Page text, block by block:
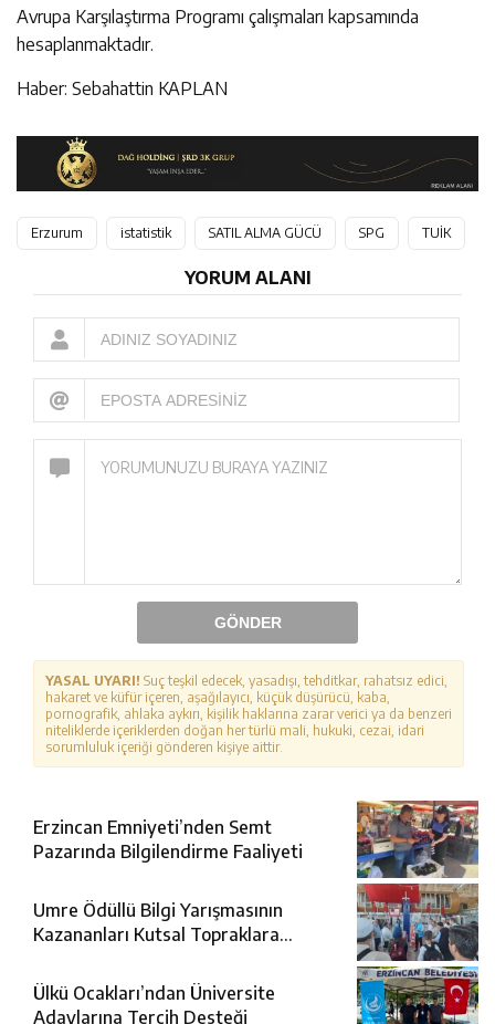
Avrupa Karşılaştırma Programı çalışmaları kapsamında
hesaplanmaktadır.
Haber: Sebahattin KAPLAN
Erzurum istatistik SATIL ALMA GÜCÜ SPG TUİK
YORUM ALANI
GÖNDER
YASAL UYARI! Suç teşkil edecek, yasadışı, tehditkar, rahatsız edici,
hakaret ve küfür içeren, aşağılayıcı, küçük düşürücü, kaba,
pornografik, ahlaka aykırı, kişilik haklarına zarar verici ya da benzeri
niteliklerde içeriklerden doğan her türlü mali, hukuki, cezai, idari
sorumluluk içeriği gönderen kişiye aittir.
Erzincan Emniyeti’nden Semt
Pazarında Bilgilendirme Faaliyeti
Umre Ödüllü Bilgi Yarışmasının
Kazananları Kutsal Topraklara
Ülkü Ocakları’ndan Üniversite
Adaylarına Tercih Desteği